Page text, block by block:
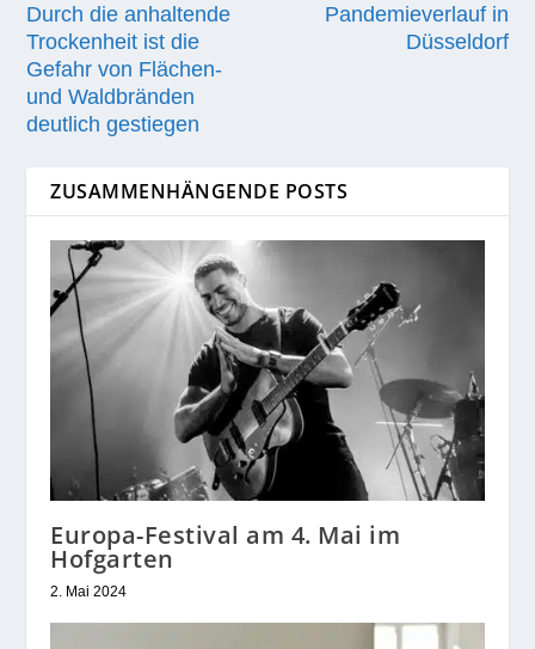
Durch die anhaltende
Trockenheit ist die
Gefahr von Flächen-
und Waldbränden
deutlich gestiegen
Pandemieverlauf in
Düsseldorf
ZUSAMMENHÄNGENDE POSTS
Europa-Festival am 4. Mai im
Hofgarten
2. Mai 2024